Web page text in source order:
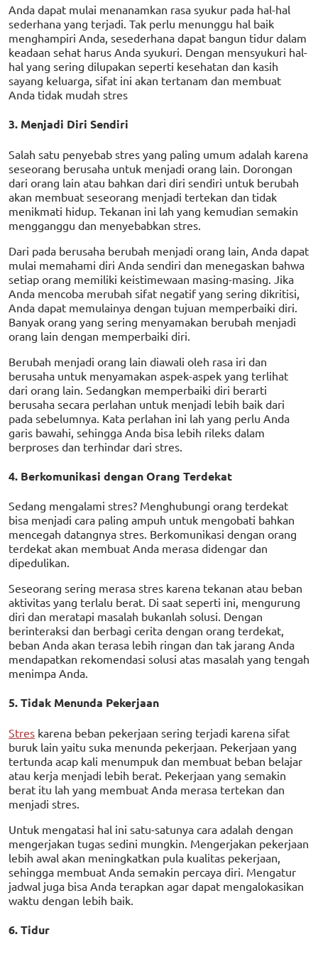
Anda dapat mulai menanamkan rasa syukur pada hal-hal
sederhana yang terjadi. Tak perlu menunggu hal baik
menghampiri Anda, sesederhana dapat bangun tidur dalam
keadaan sehat harus Anda syukuri. Dengan mensyukuri hal-
hal yang sering dilupakan seperti kesehatan dan kasih
sayang keluarga, sifat ini akan tertanam dan membuat
Anda tidak mudah stres
3. Menjadi Diri Sendiri
Salah satu penyebab stres yang paling umum adalah karena
seseorang berusaha untuk menjadi orang lain. Dorongan
dari orang lain atau bahkan dari diri sendiri untuk berubah
akan membuat seseorang menjadi tertekan dan tidak
menikmati hidup. Tekanan ini lah yang kemudian semakin
mengganggu dan menyebabkan stres.
Dari pada berusaha berubah menjadi orang lain, Anda dapat
mulai memahami diri Anda sendiri dan menegaskan bahwa
setiap orang memiliki keistimewaan masing-masing. Jika
Anda mencoba merubah sifat negatif yang sering dikritisi,
Anda dapat memulainya dengan tujuan memperbaiki diri.
Banyak orang yang sering menyamakan berubah menjadi
orang lain dengan memperbaiki diri.
Berubah menjadi orang lain diawali oleh rasa iri dan
berusaha untuk menyamakan aspek-aspek yang terlihat
dari orang lain. Sedangkan memperbaiki diri berarti
berusaha secara perlahan untuk menjadi lebih baik dari
pada sebelumnya. Kata perlahan ini lah yang perlu Anda
garis bawahi, sehingga Anda bisa lebih rileks dalam
berproses dan terhindar dari stres.
4. Berkomunikasi dengan Orang Terdekat
Sedang mengalami stres? Menghubungi orang terdekat
bisa menjadi cara paling ampuh untuk mengobati bahkan
mencegah datangnya stres. Berkomunikasi dengan orang
terdekat akan membuat Anda merasa didengar dan
dipedulikan.
Seseorang sering merasa stres karena tekanan atau beban
aktivitas yang terlalu berat. Di saat seperti ini, mengurung
diri dan meratapi masalah bukanlah solusi. Dengan
berinteraksi dan berbagi cerita dengan orang terdekat,
beban Anda akan terasa lebih ringan dan tak jarang Anda
mendapatkan rekomendasi solusi atas masalah yang tengah
menimpa Anda.
5. Tidak Menunda Pekerjaan
Stres karena beban pekerjaan sering terjadi karena sifat
buruk lain yaitu suka menunda pekerjaan. Pekerjaan yang
tertunda acap kali menumpuk dan membuat beban belajar
atau kerja menjadi lebih berat. Pekerjaan yang semakin
berat itu lah yang membuat Anda merasa tertekan dan
menjadi stres.
Untuk mengatasi hal ini satu-satunya cara adalah dengan
mengerjakan tugas sedini mungkin. Mengerjakan pekerjaan
lebih awal akan meningkatkan pula kualitas pekerjaan,
sehingga membuat Anda semakin percaya diri. Mengatur
jadwal juga bisa Anda terapkan agar dapat mengalokasikan
waktu dengan lebih baik.
6. Tidur